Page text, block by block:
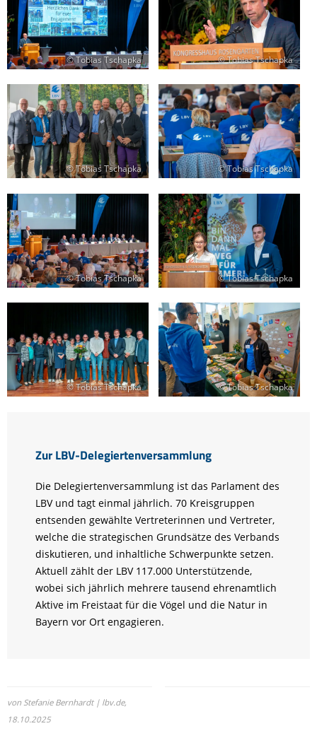
© Tobias Tschapka © Tobias Tschapka
© Tobias Tschapka © Tobias Tschapka
© Tobias Tschapka © Tobias Tschapka
© Tobias Tschapka © Tobias Tschapka
Zur LBV-Delegiertenversammlung
Die Delegiertenversammlung ist das Parlament des
LBV und tagt einmal jährlich. 70 Kreisgruppen
entsenden gewählte Vertreterinnen und Vertreter,
welche die strategischen Grundsätze des Verbands
diskutieren, und inhaltliche Schwerpunkte setzen.
Aktuell zählt der LBV 117.000 Unterstützende,
wobei sich jährlich mehrere tausend ehrenamtlich
Aktive im Freistaat für die Vögel und die Natur in
Bayern vor Ort engagieren.
von Stefanie Bernhardt | lbv.de,
18.10.2025